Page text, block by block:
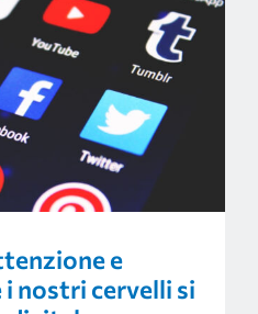
e
nostri cervelli si